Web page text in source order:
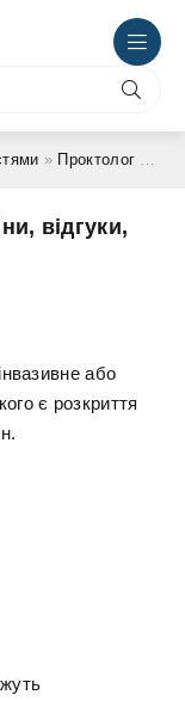
» Проктолог
відгуки,
або
є розкриття